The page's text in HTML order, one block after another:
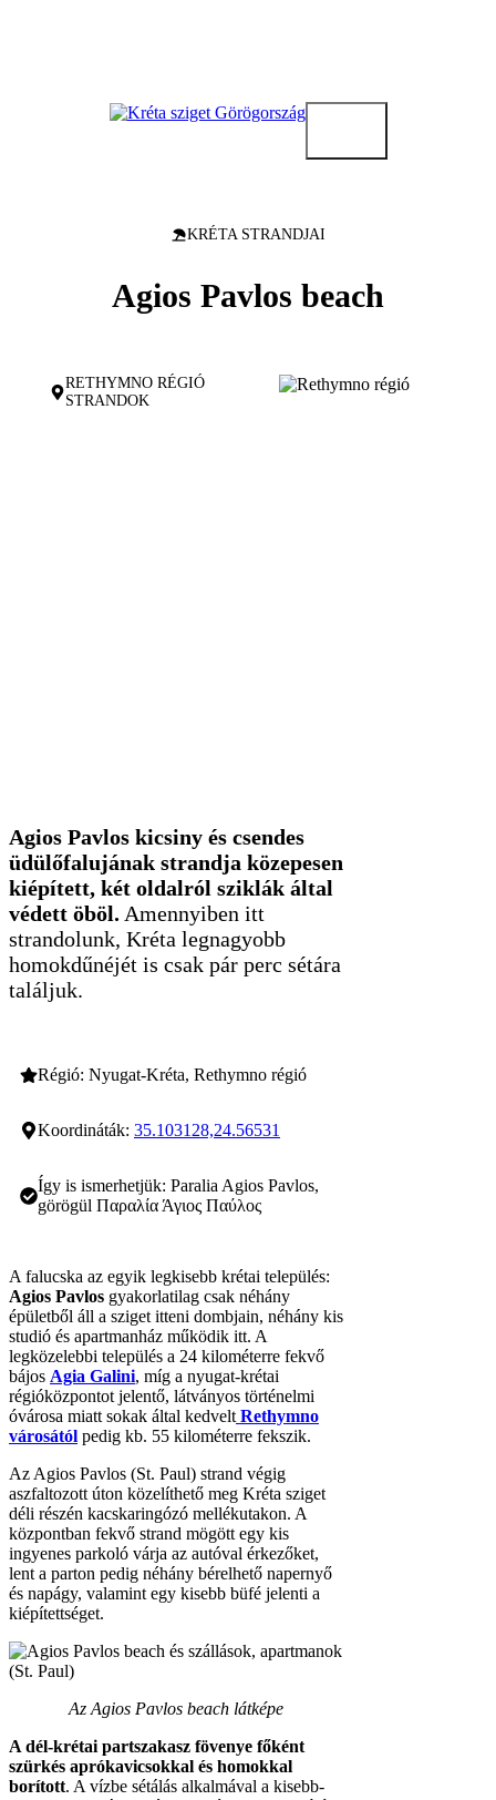
KRÉTA STRANDJAI
Agios Pavlos beach
RETHYMNO RÉGIÓ
STRANDOK
Így is ismerhetjük: Paralia Agios Pavlos,
görögül Παραλία Άγιος Παύλος
A falucska az egyik legkisebb krétai település:
Agios Pavlos
gyakorlatilag csak néhány
épületből áll a sziget itteni dombjain, néhány kis
studió és apartmanház működik itt. A
óvárosa miatt sokak által kedvelt Rethymno
Az Agios Pavlos (St. Paul) strand végig
déli részén kacskaringózó mellékutakon. A
központban fekvő strand mögött egy kis
ingyenes parkoló várja az autóval érkezőket,
kiépítettséget.
Az Agios Pavlos beach látképe
A dél-krétai partszakasz fövenye főként
szürkés aprókavicsokkal és homokkal
borított. A vízbe sétálás alkalmával a kisebb-
nagyobb sziklákkal, és a felszín alatt megbújó
kőpadokkal érdemes azonban vigyázni, sok
helyen van ilyen a part mellett. Mivel Kréta
ezen része sokkal kevésbé turistás, mint az
északi, illetve mint más déli falvak, itt még a
júliusi és augusztusi főszezonban is mérsékelt
errefelé a tömeg. Csupán néhány kisebb
kirándulóhajó áll meg hosszabb-rövidebb időre
az öbölben, kirándulók pedig nem járnak
errefelé túl gyakran.
A tengervíz hőmérséklete rendszerint a nyári
időszakban igen kellemesnek számít
(amennyiben az időjárás is olyan) ugyanis a